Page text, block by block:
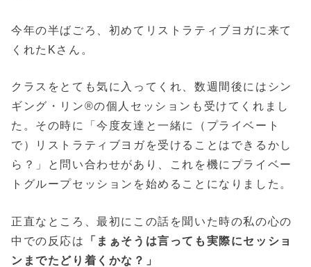
今年の半ばごろ、初めてリストラティブヨガに来て
くれたKさん。
クラスをとても気に入ってくれ、数週間後にはシン
ギング・リン®の個人セッションも受けてくれまし
た。その時に「今度友達と一緒に（プライベート
で）リストラティブヨガを受けることはできるかし
ら？」と問い合わせがあり、これを機にプライベー
トグループセッションを始めることになりました。
正直なところ、最初にこの話を聞いた時の私の心の
中での反応は
「まぁそうは言っても実際にセッショ
ンまでたどり着くかな？」